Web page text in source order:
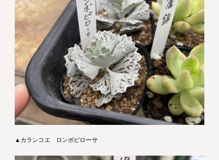
▲カランコエ ロンボピローサ